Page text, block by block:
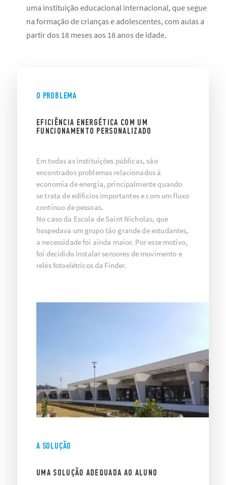
uma instituição educacional internacional, que segue
na formação de crianças e adolescentes, com aulas a
partir dos 18 meses aos 18 anos de idade.
O PROBLEMA
EFICIÊNCIA ENERGÉTICA COM UM
FUNCIONAMENTO PERSONALIZADO
Em todas as instituições públicas, são
encontrados problemas relacionados à
economia de energia, principalmente quando
se trata de edifícios importantes e com um fluxo
contínuo de pessoas.
No caso da Escola de Saint Nicholas, que
hospedava um grupo tão grande de estudantes,
a necessidade foi ainda maior. Por esse motivo,
foi decidido instalar sensores de movimento e
relés fotoelétricos da Finder.
A SOLUÇÃO
UMA SOLUÇÃO ADEQUADA AO ALUNO